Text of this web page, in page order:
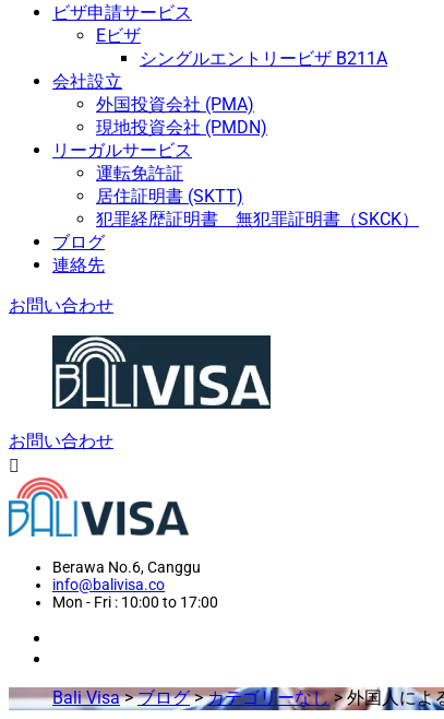
ビザ申請サービス
Eビザ
シングルエントリービザ B211A
会社設立
外国投資会社 (PMA)
現地投資会社 (PMDN)
リーガルサービス
運転免許証
居住証明書 (SKTT)
犯罪経歴証明書 無犯罪証明書（SKCK）
ブログ
連絡先
お問い合わせ
お問い合わせ
Berawa No.6, Canggu
info@balivisa.co
Mon - Fri : 10:00 to 17:00
Bali Visa>ブログ>カテゴリーなし>外国人によ